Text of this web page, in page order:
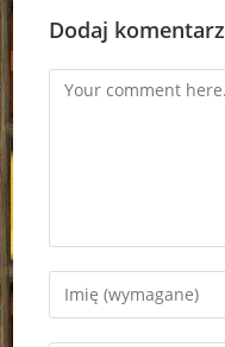
Dodaj komentarz
Comment
Enter
your